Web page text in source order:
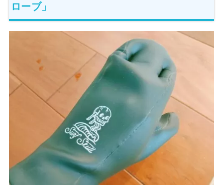
ローブ」